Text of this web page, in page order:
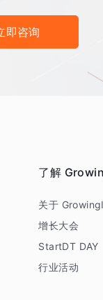
即咨询
了解
关于
增长大会
StartDT DAY
行业活动